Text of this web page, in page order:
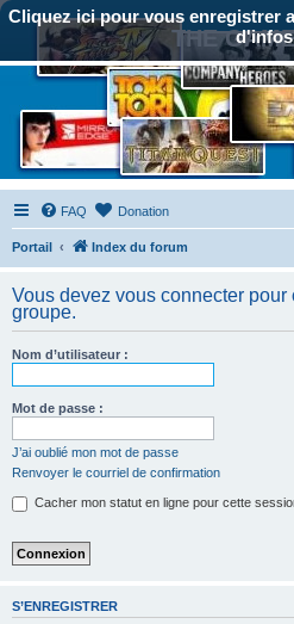
Cliquez ici pour vous enregistrer
THE
FAQ Donation
Portail Index du forum
Vous devez vous connecter
groupe.
Nom d’utilisateur :
Mot de passe :
J’ai oublié mon mot de passe
Renvoyer le courriel de confirmation
Cacher mon statut en ligne pour cette
S’ENREGISTRER